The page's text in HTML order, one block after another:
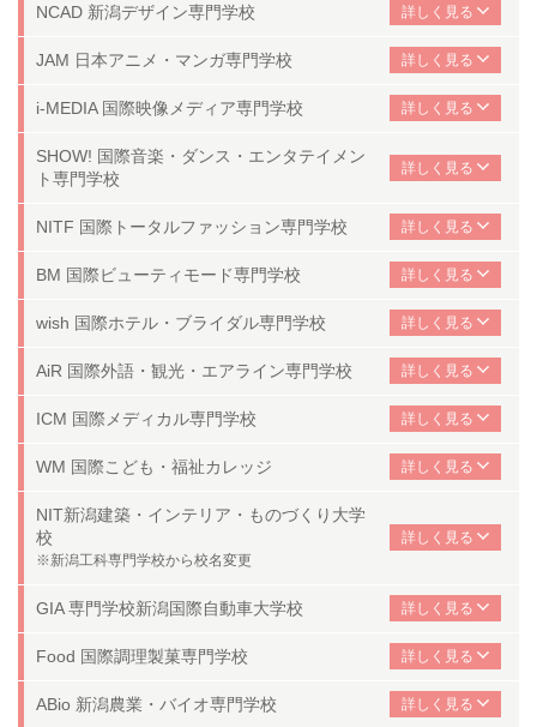
NCAD 新潟デザイン専門学校
JAM 日本アニメ・マンガ専門学校
i-MEDIA 国際映像メディア専門学校
SHOW! 国際音楽・ダンス・ エンタテイメン
ト専門学校
NITF 国際トータルファッション専門学校
BM 国際ビューティモード専門学校
wish 国際ホテル・ブライダル専門学校
AiR 国際外語・観光・エアライン専門学校
ICM 国際メディカル専門学校
WM 国際こども・福祉カレッジ
NIT新潟建築・インテリア・ものづくり大学
校
※新潟工科専門学校から校名変更
GIA 専門学校新潟国際自動車大学校
Food 国際調理製菓専門学校
ABio 新潟農業・バイオ専門学校